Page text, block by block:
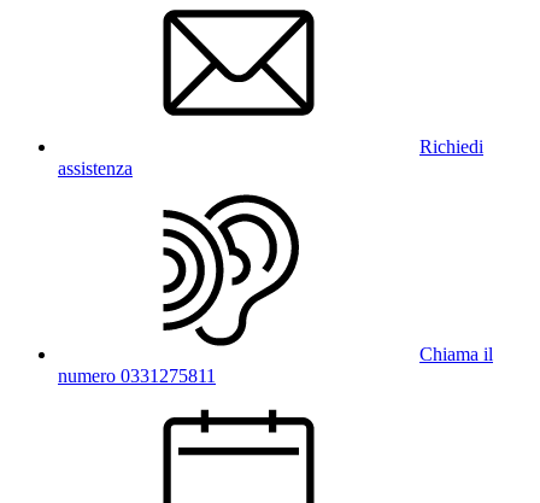
Richiedi
assistenza
Chiama il
numero 0331275811